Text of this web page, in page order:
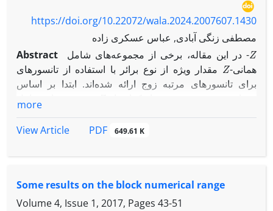
-‎درهم‌تنیده می‌باشد.
ابتدا ارتباط جایگشت‌ها و قاب‌های اضافه‌دار
-‎در‌هم‌تنیده را بررسی کرده و سپس پایه‌های ریس
CP -‎درهم‌تنیده
را معرفی می‌کنیم و با استفاده از جایگشت‌ها، مثال‌هایی از
پایه‌های ریس
CP
در ادامه پایه‌های ریس
CP
CP
https://doi.org/10.22072/wala.2024.2007607.1430
مصطفی زنگی آبادی, عباس عسکری زاده
Abstract
در این مقاله، برخی از مجموعه‌های شامل ‎-Z
Z‎-همانی
برای تانسورهای مرتبه زوج ارائه شده‌اند. ابتدا بر اساس
Z
Z
سپس به‌عنوان کاربرد، برخی از شرایط کافی برای بررسی
زوج و همچنین پایداری مجانبی سیستم‌های چندجمله‌ای زمان-
نتایج ارائه شده‌ است.
more
View Article
PDF 649.61 K
Some results on the block numerical range
Volume 4, Issue 1, 2017, Pages 43-51